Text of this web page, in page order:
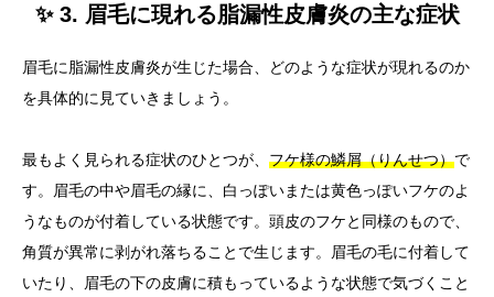
✨ 3. 眉毛に現れる脂漏性皮膚炎の主な症状
眉毛に脂漏性皮膚炎が生じた場合、どのような症状が現れるのか
を具体的に見ていきましょう。
最もよく見られる症状のひとつが、 フケ様の鱗屑（りんせつ）で
す。眉毛の中や眉毛の縁に、白っぽいまたは黄色っぽいフケのよ
うなものが付着している状態です。頭皮のフケと同様のもので、
角質が異常に剥がれ落ちることで生じます。眉毛の毛に付着して
いたり、眉毛の下の皮膚に積もっているような状態で気づくこと